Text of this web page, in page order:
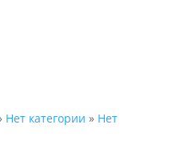
Нет категории » Нет